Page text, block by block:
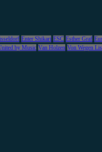
Enter Shikari ESC Esther Graf
by Music Van Holzen Von Wegen